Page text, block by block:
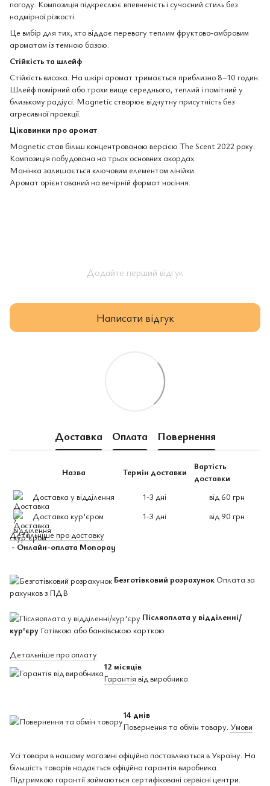
погоду. Композиція підкреслює впевненість і сучасний стиль без
надмірної різкості.
Це вибір для тих, хто віддає перевагу теплим фруктово-амбровим
ароматам із темною базою.
Стійкість та шлейф
Стійкість висока. На шкірі аромат тримається приблизно 8–10 годин.
Шлейф помірний або трохи вище середнього, теплий і помітний у
близькому радіусі. Magnetic створює відчутну присутність без
агресивної проекції.
Цікавинки про аромат
Magnetic став більш концентрованою версією The Scent 2022 року.
Композиція побудована на трьох основних акордах.
Манінка залишається ключовим елементом лінійки.
Аромат орієнтований на вечірній формат носіння.
Додайте перший відгук
Написати відгук
Доставка Оплата Повернення
Назва Термін доставки
Вартість
доставки
Доставка у відділення
1-3 дні
від 60 грн
Доставка кур'єром
1-3 дні
від 90 грн
Детальніше про доставку
- Онлайн-оплата Monopay
Безготівковий розрахунок Оплата за
рахунков з ПДВ
Післяоплата у відділенні/
кур'єру Готівкою або банківською карткою
Детальніше про оплату
12 місяців
Гарантія від виробника
14 днів
Повернення та обмін товару. Умови
Усі товари в нашому магазині офіційно поставляються в Україну. На
більшість товарів надається офіційна гарантія виробника.
Підтримкою гарантії займаються сертифіковані сервісні центри.